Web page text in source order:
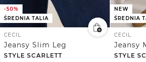
-50%
ŚREDNIA TALIA
CECIL
Jeansy Slim Leg
STYLE SCARLETT
NEW
ŚREDNIA
CECIL
STYLE